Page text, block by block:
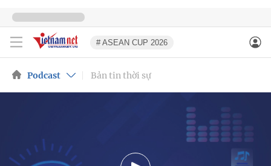
# ASEAN CUP 2026
Podcast Bản tin thời sự